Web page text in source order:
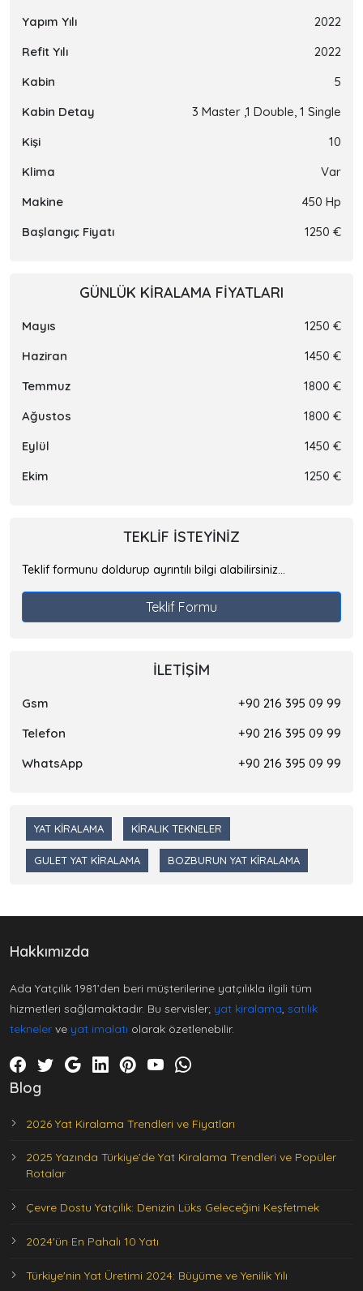
Yapım Yılı
2022
Refit Yılı
2022
Kabin
5
Kabin Detay
3 Master ,1 Double, 1 Single
Kişi
10
Klima
Var
Makine
450 Hp
Başlangıç Fiyatı
1250 €
GÜNLÜK KIRALAMA FIYATLARI
Mayıs
1250 €
Haziran
1450 €
Temmuz
1800 €
Ağustos
1800 €
Eylül
1450 €
Ekim
1250 €
TEKLIF ISTEYINIZ
Teklif formunu doldurup ayrıntılı bilgi alabilirsiniz...
Teklif Formu
İLETIŞIM
Gsm
+90 216 395 09 99
Telefon
+90 216 395 09 99
WhatsApp
+90 216 395 09 99
YAT KIRALAMA KIRALIK TEKNELER
GULET YAT KIRALAMA BOZBURUN YAT KIRALAMA
Hakkımızda
Ada Yatçılık 1981’den beri müşterilerine yatçılıkla ilgili tüm
hizmetleri sağlamaktadır. Bu servisler; yat kiralama, satılık
tekneler ve yat imalatı olarak özetlenebilir.
Blog
2026 Yat Kiralama Trendleri ve Fiyatları
2025 Yazında Türkiye’de Yat Kiralama Trendleri ve Popüler
Rotalar
Çevre Dostu Yatçılık: Denizin Lüks Geleceğini Keşfetmek
2024'ün En Pahalı 10 Yatı
Türkiye'nin Yat Üretimi 2024: Büyüme ve Yenilik Yılı